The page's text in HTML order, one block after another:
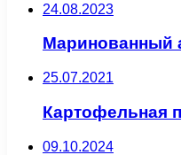
24.08.2023
Маринованный
25.07.2021
Картофельная
09.10.2024